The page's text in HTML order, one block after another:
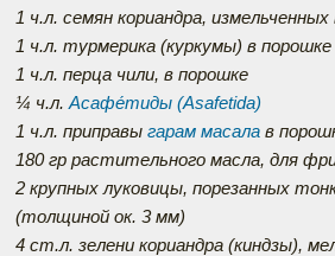
1 ч.л. семян кориандра,
1 ч.л. турмерика (куркумы) в порошке
1 ч.л. перца чили, в порошке
¼ ч.л. Асафе́тиды (Аsafetida)
1 ч.л. приправы гарам масала в
180 гр растительного масла, для
2 крупных луковицы, порезанных
(толщиной ок. 3 мм)
4 ст.л. зелени кориандра (киндзы),